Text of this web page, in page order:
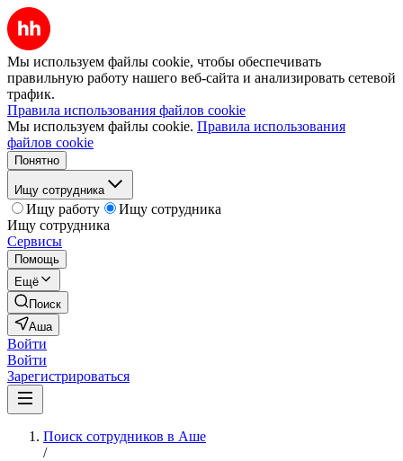
Мы используем файлы cookie, чтобы обеспечивать
правильную работу нашего веб-сайта и анализировать сетевой
трафик.
Правила использования файлов cookie
Мы используем файлы cookie. Правила использования
файлов cookie
Понятно
Ищу сотрудника
Ищу работу
Ищу сотрудника
Ищу сотрудника
Сервисы
Помощь
Ещё
Поиск
Аша
Войти
Войти
Зарегистрироваться
Поиск сотрудников в Аше
/